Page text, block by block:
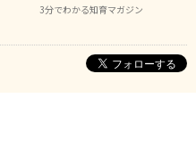
3分でわかる知育マガジン